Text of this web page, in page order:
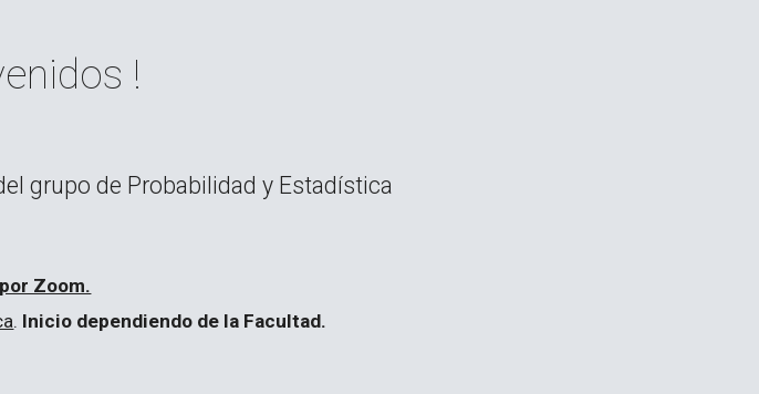
!
grupo de Probabilidad y Estadística
Zoom.
. Inicio dependiendo de la Facultad.